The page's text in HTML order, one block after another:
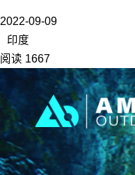
2022-09-09
印度
阅读 1667